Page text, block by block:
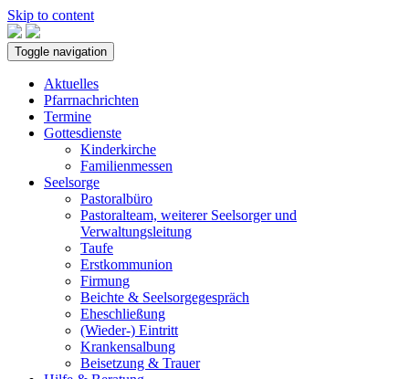
Skip to content
Toggle navigation
Aktuelles
Pfarrnachrichten
Termine
Gottesdienste
Kinderkirche
Familienmessen
Seelsorge
Pastoralbüro
Pastoralteam, weiterer Seelsorger und
Verwaltungsleitung
Taufe
Erstkommunion
Firmung
Beichte & Seelsorgegespräch
Eheschließung
(Wieder-) Eintritt
Krankensalbung
Beisetzung & Trauer